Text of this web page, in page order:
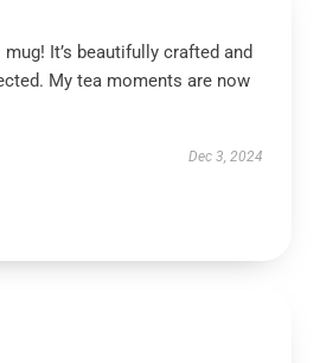
It’s beautifully crafted and
My tea moments are now
Dec 3, 2024